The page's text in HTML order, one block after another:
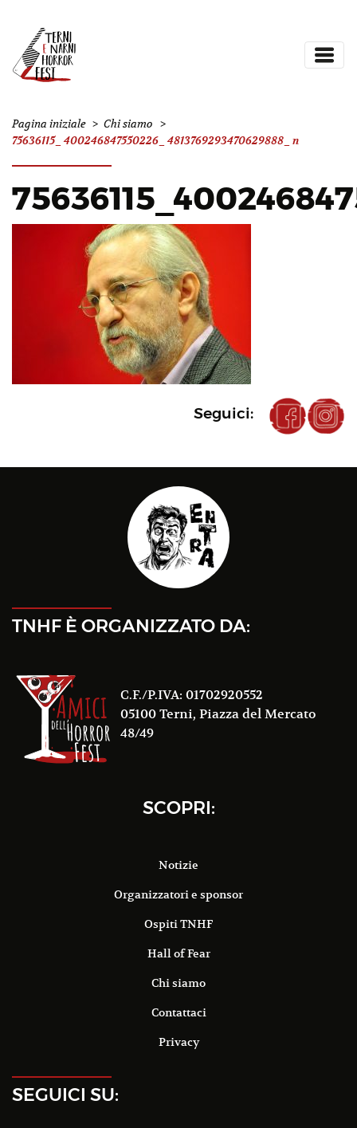
Pagina iniziale > Chi siamo >
75636115_400246847550226_4813769293470629888_n
Seguici:
TNHF È ORGANIZZATO DA:
C.F./P.IVA: 01702920552
05100 Terni, Piazza del Mercato
48/49
SCOPRI:
Notizie
Organizzatori e sponsor
Ospiti TNHF
Hall of Fear
Chi siamo
Contattaci
Privacy
SEGUICI SU: